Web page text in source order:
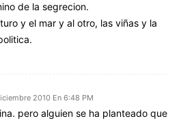
de la segrecion.
y el mar y al otro, las viñas y la
2010 En 6:48 PM
pero alguien se ha planteado que